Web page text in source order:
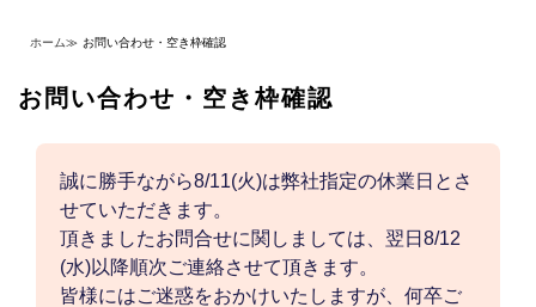
ホーム≫ お問い合わせ・空き枠確認
お問い合わせ・空き枠確認
誠に勝手ながら8/11(火)は弊社指定の休業日とさ
せていただきます。
頂きましたお問合せに関しましては、翌日8/12
(水)以降順次ご連絡させて頂きます。
皆様にはご迷惑をおかけいたしますが、何卒ご